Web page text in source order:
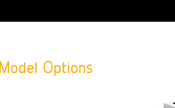
Model Options